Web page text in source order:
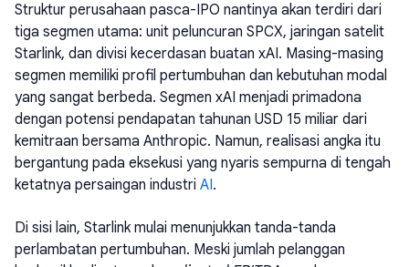
Struktur perusahaan pasca-IPO nantinya akan terdiri dari
tiga segmen utama: unit peluncuran SPCX, jaringan satelit
Starlink, dan divisi kecerdasan buatan xAI. Masing-masing
segmen memiliki profil pertumbuhan dan kebutuhan modal
yang sangat berbeda. Segmen xAI menjadi primadona
dengan potensi pendapatan tahunan USD 15 miliar dari
kemitraan bersama Anthropic. Namun, realisasi angka itu
bergantung pada eksekusi yang nyaris sempurna di tengah
ketatnya persaingan industri AI.
Di sisi lain, Starlink mulai menunjukkan tanda-tanda
perlambatan pertumbuhan. Meski jumlah pelanggan